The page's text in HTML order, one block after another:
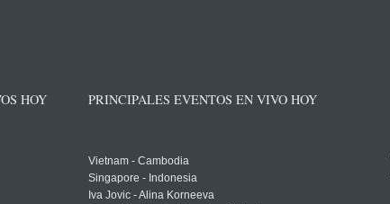
HOY PRINCIPALES EVENTOS EN VIVO HOY
Vietnam - Cambodia
Singapore - Indonesia
Iva Jovic - Alina Korneeva